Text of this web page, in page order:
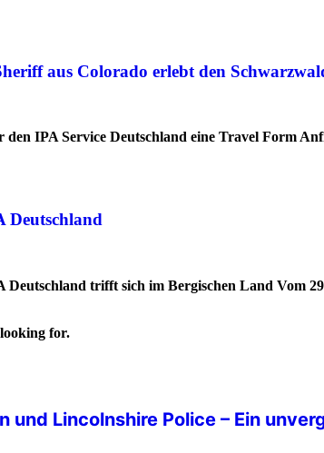
aus Colorado erlebt den
IPA Service Deutschland eine Travel Form
Deutschland
Deutschland trifft sich im Bergischen Land Vom
for.
und Lincolnshire Police – Ein